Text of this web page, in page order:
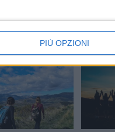
PIÙ OPZIONI